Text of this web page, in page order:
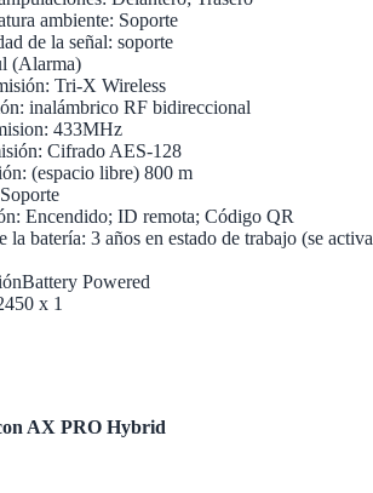
ambiente: Soporte
de la señal: soporte
(Alarma)
Tri-X Wireless
inalámbrico RF bidireccional
433MHz
Cifrado AES-128
(espacio libre) 800 m
Encendido; ID remota; Código QR
la batería: 3 años en estado de trabajo (se activa
Powered
x 1
AX PRO Hybrid